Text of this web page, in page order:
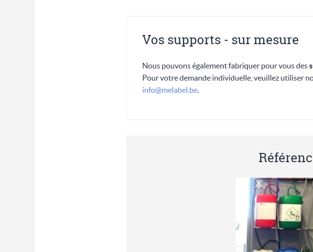
Vos supports - sur mesure
Nous pouvons également fabriquer pour vous des
Pour votre demande individuelle, veuillez utiliser
info@melabel.be.